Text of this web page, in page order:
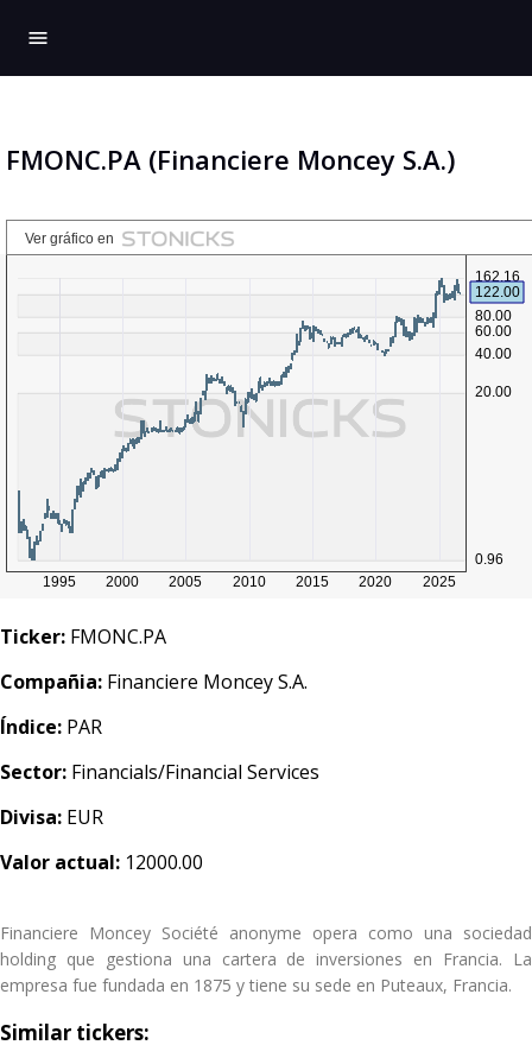
menu
FMONC.PA (Financiere Moncey S.A.)
Ticker: FMONC.PA
Compañia: Financiere Moncey S.A.
Índice: PAR
Sector: Financials/Financial Services
Divisa: EUR
Valor actual: 12000.00
Financiere Moncey Société anonyme opera como una sociedad
holding que gestiona una cartera de inversiones en Francia. La
empresa fue fundada en 1875 y tiene su sede en Puteaux, Francia.
Similar tickers: